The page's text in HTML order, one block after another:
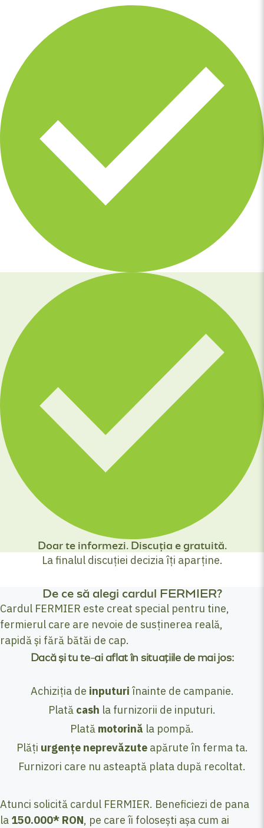
Doar te informezi. Discuția e gratuită.
La finalul discuției decizia îți aparține.
De ce să alegi cardul FERMIER?
Cardul FERMIER este creat special pentru tine,
fermierul care are nevoie de susținerea reală,
rapidă și fără bătăi de cap.
Dacă și tu te-ai aflat în situațiile de mai jos:
Achiziția de inputuri înainte de campanie.
Plată cash la furnizorii de inputuri.
Plată motorină la pompă.
Plăți urgențe neprevăzuteapărute în ferma ta.
Furnizori care nu asteaptă plata după recoltat.
Atunci solicită cardul FERMIER. Beneficiezi de pana
la 150.000* RON, pe care îi folosești așa cum ai